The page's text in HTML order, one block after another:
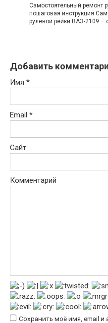
Самостоятельный ремонт
пошаговая инструкция
рулевой рейки ВАЗ-2109 –
Добавить
Имя *
Email *
Сайт
Комментарий
Сохранить моё имя, email и